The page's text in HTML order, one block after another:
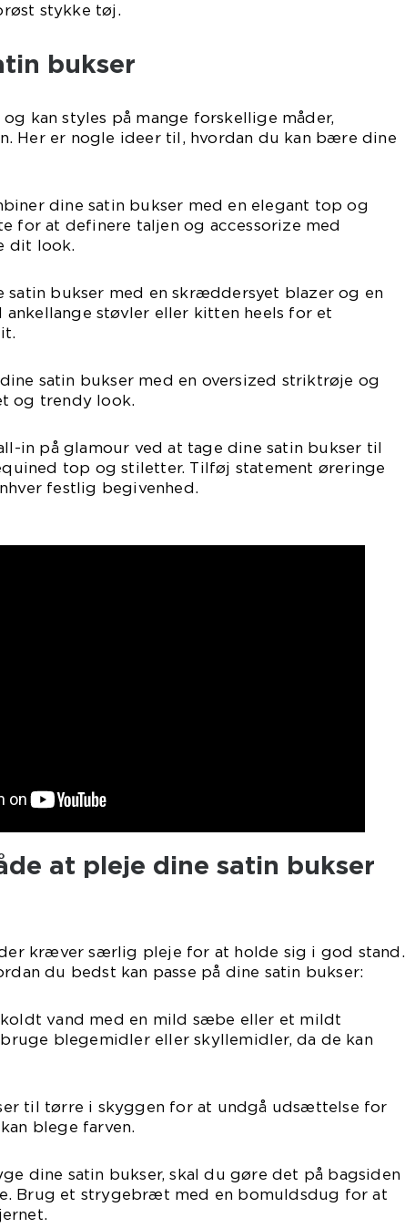
stykke tøj.
bukser
kan styles på mange forskellige måder,
Her er nogle ideer til, hvordan du kan bære dine
dine satin bukser med en elegant top og
for at definere taljen og accessorize med
dit look.
satin bukser med en skræddersyet blazer og en
ankellange støvler eller kitten heels for et
satin bukser med en oversized striktrøje og
og trendy look.
in på glamour ved at tage dine satin bukser til
top og stiletter. Tilføj statement øreringe
festlig begivenhed.
at pleje dine satin bukser
kræver særlig pleje for at holde sig i god stand.
du bedst kan passe på dine satin bukser:
vand med en mild sæbe eller et mildt
blegemidler eller skyllemidler, da de kan
til tørre i skyggen for at undgå udsættelse for
blege farven.
dine satin bukser, skal du gøre det på bagsiden
Brug et strygebræt med en bomuldsdug for at